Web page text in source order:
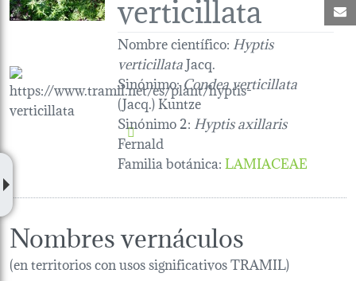
Nombre científico: Hyptis
verticillataJacq.
Sinónimo:Condea verticillata
(Jacq.) Kuntze
Sinónimo 2: Hyptis axillaris
Fernald
Familia botánica:LAMIACEAE
Nombres vernáculos
(en territorios con usos significativos TRAMIL)